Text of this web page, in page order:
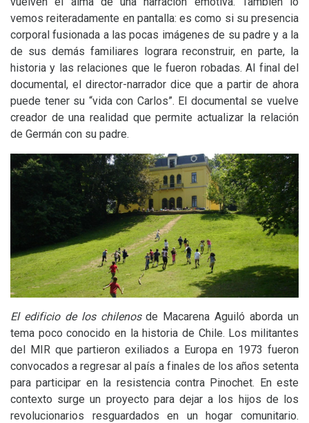
vemos reiteradamente en pantalla: es como si su presencia
corporal fusionada a las pocas imágenes de su padre y a la
de sus demás familiares lograra reconstruir, en parte, la
historia y las relaciones que le fueron robadas. Al final del
documental, el director-narrador dice que a partir de ahora
puede tener su “vida con Carlos”. El documental se vuelve
creador de una realidad que permite actualizar la relación
de Germán con su padre.
El edificio de los chilenos de Macarena Aguiló aborda un
tema poco conocido en la historia de Chile. Los militantes
del MIRque partieron exiliados a Europa en 1973 fueron
convocados a regresar al país a finales de los años setenta
para participar en la resistencia contra Pinochet. En este
contexto surge un proyecto para dejar a los hijos de los
revolucionarios resguardados en un hogar comunitario.